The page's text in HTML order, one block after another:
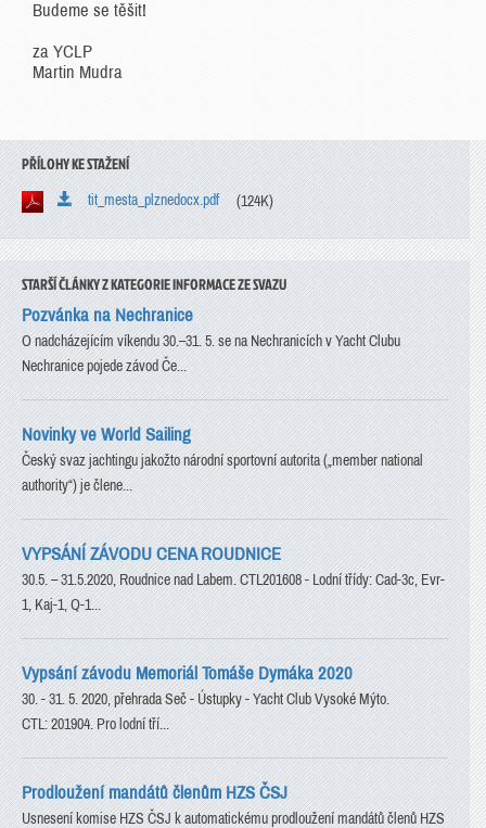
Budeme se těšit!
za YCLP
Martin Mudra
PŘÍLOHY KE STAŽENÍ
tit_mesta_plznedocx.pdf (124K)
STARŠÍ ČLÁNKY Z KATEGORIE INFORMACE ZE SVAZU
Pozvánka na Nechranice
O nadcházejícím víkendu 30.–31. 5. se na Nechranicích v Yacht Clubu
Nechranice pojede závod Če...
Novinky ve World Sailing
Český svaz jachtingu jakožto národní sportovní autorita („member national
authority“) je člene...
VYPSÁNÍ ZÁVODU CENA ROUDNICE
30.5. – 31.5.2020, Roudnice nad Labem. CTL201608 - Lodní třídy: Cad-3c, Evr-
1, Kaj-1, Q-1...
Vypsání závodu Memoriál Tomáše Dymáka 2020
30. - 31. 5. 2020, přehrada Seč - Ústupky - Yacht Club Vysoké Mýto.
CTL: 201904. Pro lodní tří...
Prodloužení mandátů členům HZS ČSJ
Usnesení komise HZS ČSJ k automatickému prodloužení mandátů členů HZS